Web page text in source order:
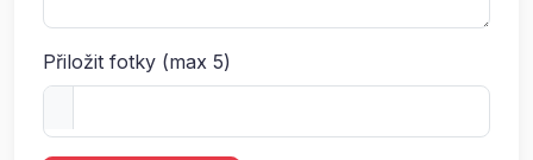
Přiložit fotky (max 5)